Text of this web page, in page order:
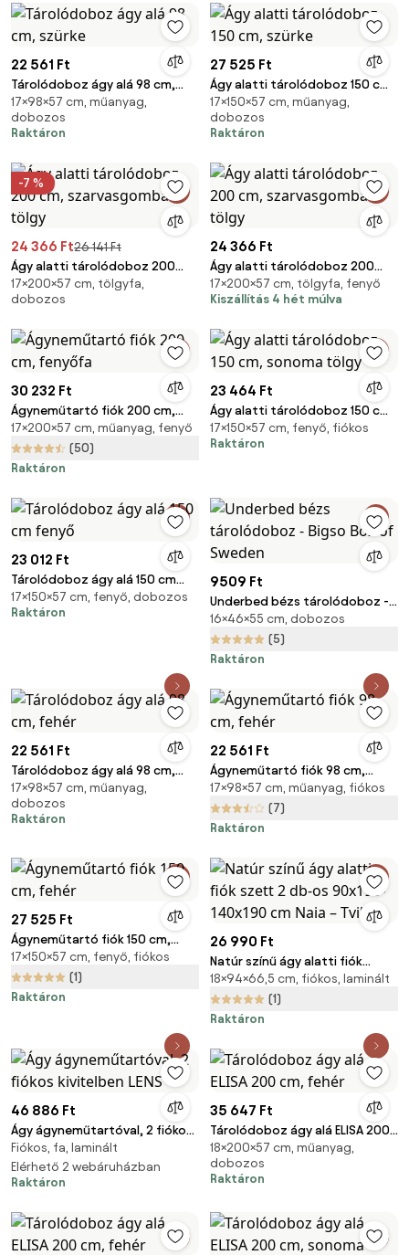
22 561 Ft
Tárolódoboz ágy alá 98 cm,
szürke
17×98×57 cm, műanyag,
dobozos
Raktáron
27 525 Ft
Ágy alatti tárolódoboz 150 cm,
szürke
17×150×57 cm, műanyag,
dobozos
Raktáron
-7 %
24 366 Ft26 141 Ft
Ágy alatti tárolódoboz 200
cm, szarvasgomba tölgy
17×200×57 cm, tölgyfa,
dobozos
24 366 Ft
Ágy alatti tárolódoboz 200
cm, szarvasgomba tölgy
17×200×57 cm, tölgyfa, fenyő
Kiszállítás 4 hét múlva
30 232 Ft
Ágyneműtartó fiók 200 cm,
fenyőfa
17×200×57 cm, műanyag, fenyő
(50)
Raktáron
23 464 Ft
Ágy alatti tárolódoboz 150 cm,
sonoma tölgy
17×150×57 cm, fenyő, fiókos
Raktáron
23 012 Ft
Tárolódoboz ágy alá 150 cm
fenyő
17×150×57 cm, fenyő, dobozos
Raktáron
9509 Ft
Underbed bézs tárolódoboz -
Bigso Box of Sweden
16×46×55 cm, dobozos
(5)
Raktáron
22 561 Ft
Tárolódoboz ágy alá 98 cm,
fehér
17×98×57 cm, műanyag,
dobozos
Raktáron
22 561 Ft
Ágyneműtartó fiók 98 cm,
fehér
17×98×57 cm, műanyag, fiókos
(7)
Raktáron
27 525 Ft
Ágyneműtartó fiók 150 cm,
fehér
17×150×57 cm, fenyő, fiókos
(1)
Raktáron
26 990 Ft
Natúr színű ágy alatti fiók
szett 2 db-os 90x190-140x190
cm Naia – Tvilum
18×94×66,5 cm, fiókos, laminált
(1)
Raktáron
46 886 Ft
Ágy ágyneműtartóval, 2 fiókos
kivitelben LENS
Fiókos, fa, laminált
Elérhető 2 webáruházban
Raktáron
35 647 Ft
Tárolódoboz ágy alá ELISA 200
cm, fehér
18×200×57 cm, műanyag,
dobozos
Raktáron